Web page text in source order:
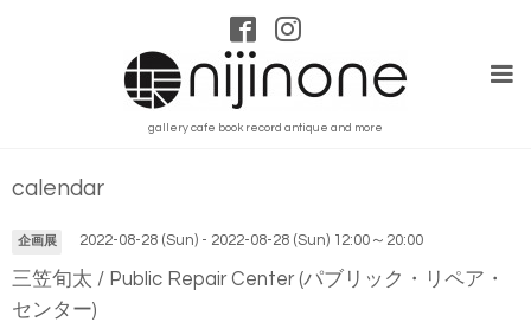
gallery cafe book record antique and more
calendar
企画展 2022-08-28 (Sun) - 2022-08-28 (Sun) 12:00～20:00
三笠旬太 / Public Repair Center (パブリック・リペア・
センター)